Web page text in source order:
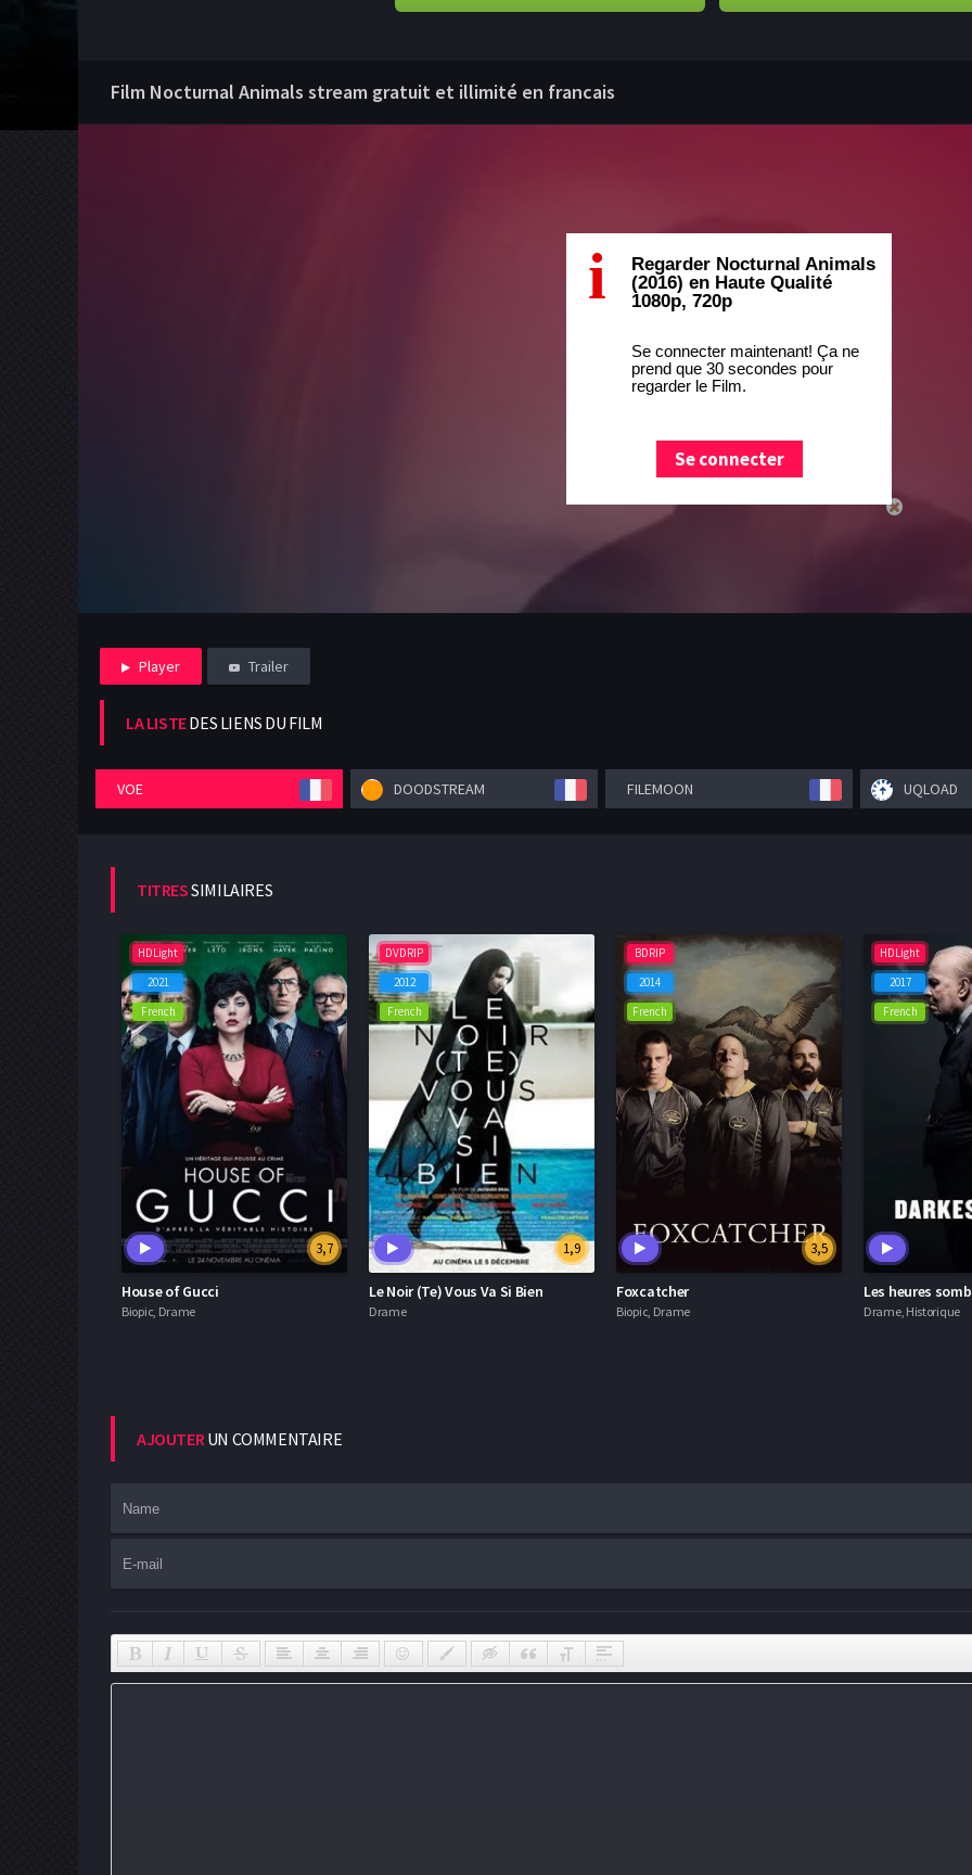
Film Nocturnal Animals stream gratuit et illimité en francais
i
Regarder Nocturnal Animals
(2016) en Haute Qualité
1080p, 720p
Se connecter maintenant! Ça ne
prend que 30 secondes pour
regarder le Film.
Se connecter
Player Trailer
LA LISTEDES LIENS DU FILM
VOE DOODSTREAM FILEMOON UQLOAD
TITRESSIMILAIRES
HDLight
2021
French
3,7
House of Gucci
Biopic, Drame
DVDRIP
2012
French
1,9
Le Noir (Te) Vous Va Si Bien
Drame
BDRIP
2014
French
3,5
Foxcatcher
Biopic, Drame
HDLight
2017
French
Les heures
Drame, Historique
AJOUTERUN COMMENTAIRE